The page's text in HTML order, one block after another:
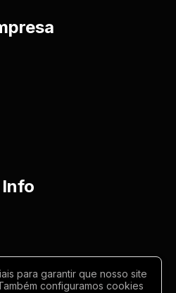
Info
para garantir que nosso site
configuramos cookies